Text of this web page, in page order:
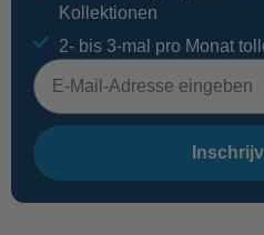
Kollektionen
2- bis 3-mal pro Monat
E-mailadres